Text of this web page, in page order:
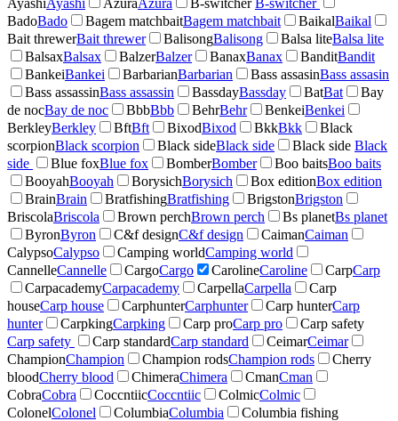
BadoBado Bagem matchbaitBagem matchbait BaikalBaikal
Bait threwerBait threwer BalisongBalisong Balsa liteBalsa lite
BalsaxBalsax BalzerBalzer BanaxBanax BanditBandit
BankeiBankei BarbarianBarbarian Bass assasinBass assasin
Bass assassinBass assassin BassdayBassday BatBat
Bay
de nocBay de noc BbbBbb BehrBehr BenkeiBenkei
BerkleyBerkley BftBft BixodBixod BkkBkk
Black
scorpionBlack scorpion Black sideBlack side Black side Black
side
Blue foxBlue fox BomberBomber Boo baitsBoo baits
BooyahBooyah BorysichBorysich Box editionBox edition
BrainBrain BratfishingBratfishing BrigstonBrigston
BriscolaBriscola Brown perchBrown perch Bs planetBs planet
ByronByron C&f designC&f design CaimanCaiman
CalypsoCalypso Camping worldCamping world
CannelleCannelle CargoCargo CarolineCaroline CarpCarp
CarpacademyCarpacademy CarpellaCarpella
Carp
houseCarp house CarphunterCarphunter Carp hunterCarp
hunter
CarpkingCarpking Carp proCarp pro
Carp safety
Carp safety
Carp standardCarp standard CeimarCeimar
ChampionChampion Champion rodsChampion rods
Cherry
bloodCherry blood ChimeraChimera CmanCman
CobraCobra CoccntiicCoccntiic ColmicColmic
ColonelColonel ColumbiaColumbia
Columbia fishing